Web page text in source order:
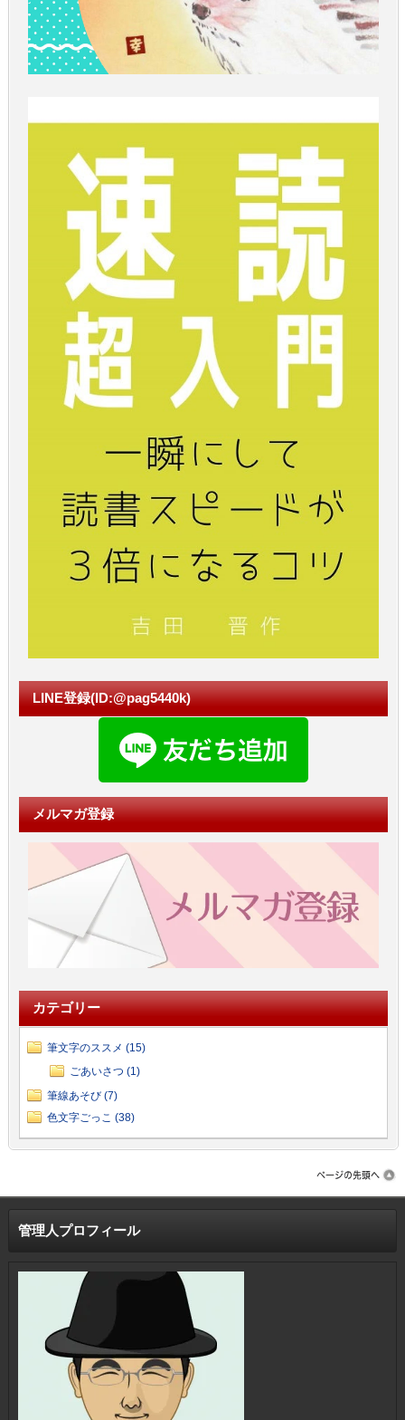
LINE登録(ID:@pag5440k)
メルマガ登録
カテゴリー
筆文字のススメ (15)
ごあいさつ (1)
筆線あそび (7)
色文字ごっこ (38)
管理人プロフィール